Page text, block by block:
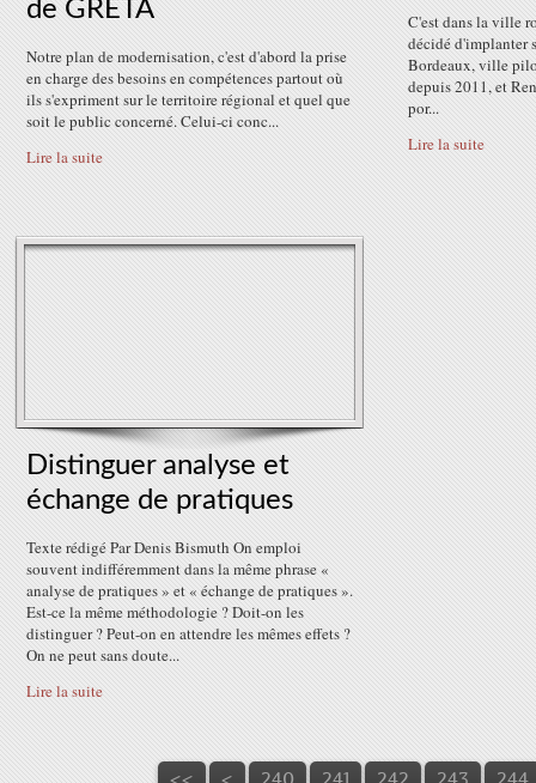
de GRETA
Notre plan de modernisation, c'est d'abord la prise
en charge des besoins en compétences partout où
ils s'expriment sur le territoire régional et quel que
soit le public concerné. Celui-ci conc...
Lire la suite
C'est dans la ville
décidé d'implanter
Bordeaux, ville
depuis 2011, et
por...
Lire la suite
Distinguer analyse et
échange de pratiques
Texte rédigé Par Denis Bismuth On emploi
souvent indifféremment dans la même phrase «
analyse de pratiques » et « échange de pratiques ».
Est-ce la même méthodologie ? Doit-on les
distinguer ? Peut-on en attendre les mêmes effets ?
On ne peut sans doute...
Lire la suite
200
210
220
230